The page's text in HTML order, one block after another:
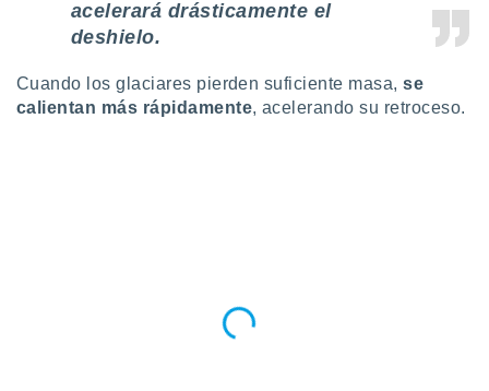
acelerará drásticamente el
deshielo.
Cuando los glaciares pierden suficiente masa, se
calientan más rápidamente, acelerando su retroceso.